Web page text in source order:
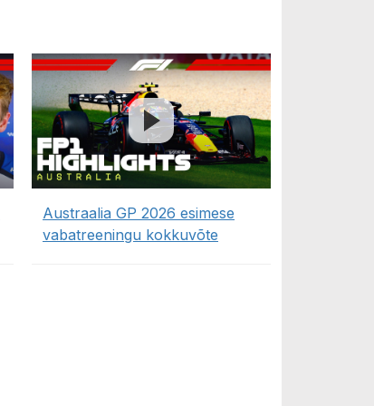
Austraalia GP 2026 esimese
vabatreeningu kokkuvõte